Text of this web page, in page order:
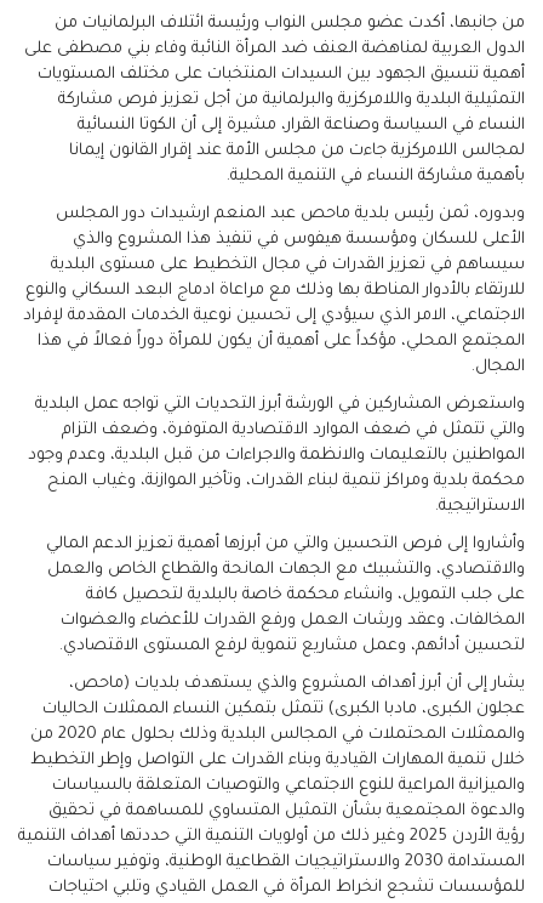
من جانبها، أكدت عضو مجلس النواب ورئيسة ائتلاف البرلمانيات من
الدول العربية لمناهضة العنف ضد المرأة النائبة وفاء بني مصطفى على
أهمية تنسيق الجهود بين السيدات المنتخبات على مختلف المستويات
التمثيلية البلدية واللامركزية والبرلمانية من أجل تعزيز فرص مشاركة
النساء في السياسة وصناعة القرار، مشيرة إلى أن الكوتا النسائية
لمجالس اللامركزية جاءت من مجلس الأمة عند إقرار القانون إيمانا
بأهمية مشاركة النساء في التنمية المحلية.
وبدوره، ثمن رئيس بلدية ماحص عبد المنعم ارشيدات دور المجلس
الأعلى للسكان ومؤسسة هيفوس في تنفيذ هذا المشروع والذي
سيساهم في تعزيز القدرات في مجال التخطيط على مستوى البلدية
للارتقاء بالأدوار المناطة بها وذلك مع مراعاة ادماج البعد السكاني والنوع
الاجتماعي، الامر الذي سيؤدي إلى تحسين نوعية الخدمات المقدمة لإفراد
المجتمع المحلي، مؤكداً على أهمية أن يكون للمرأة دوراً فعالاً في هذا
المجال.
واستعرض المشاركين في الورشة أبرز التحديات التي تواجه عمل البلدية
والتي تتمثل في ضعف الموارد الاقتصادية المتوفرة، وضعف التزام
المواطنين بالتعليمات والانظمة والاجراءات من قبل البلدية، وعدم وجود
محكمة بلدية ومراكز تنمية لبناء القدرات، وتأخير الموازنة، وغياب المنح
الاستراتيجية.
وأشاروا إلى فرص التحسين والتي من أبرزها أهمية تعزيز الدعم المالي
والاقتصادي، والتشبيك مع الجهات المانحة والقطاع الخاص والعمل
على جلب التمويل، وانشاء محكمة خاصة بالبلدية لتحصيل كافة
المخالفات، وعقد ورشات العمل ورفع القدرات للأعضاء والعضوات
لتحسين أدائهم، وعمل مشاريع تنموية لرفع المستوى الاقتصادي.
يشار إلى أن أبرز أهداف المشروع والذي يستهدف بلديات (ماحص،
عجلون الكبرى، مادبا الكبرى) تتمثل بتمكين النساء الممثلات الحاليات
والممثلات المحتملات في المجالس البلدية وذلك بحلول عام 2020 من
خلال تنمية المهارات القيادية وبناء القدرات على التواصل وإطر التخطيط
والميزانية المراعية للنوع الاجتماعي والتوصيات المتعلقة بالسياسات
والدعوة المجتمعية بشأن التمثيل المتساوي للمساهمة في تحقيق
رؤية الأردن 2025 وغير ذلك من أولويات التنمية التي حددتها أهداف التنمية
المستدامة 2030 والاستراتيجيات القطاعية الوطنية، وتوفير سياسات
للمؤسسات تشجع انخراط المرأة في العمل القيادي وتلبي احتياجات